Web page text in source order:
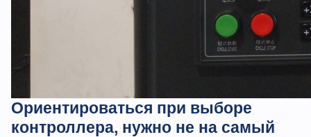
Ориентироваться при выборе
контроллера, нужно не на самый